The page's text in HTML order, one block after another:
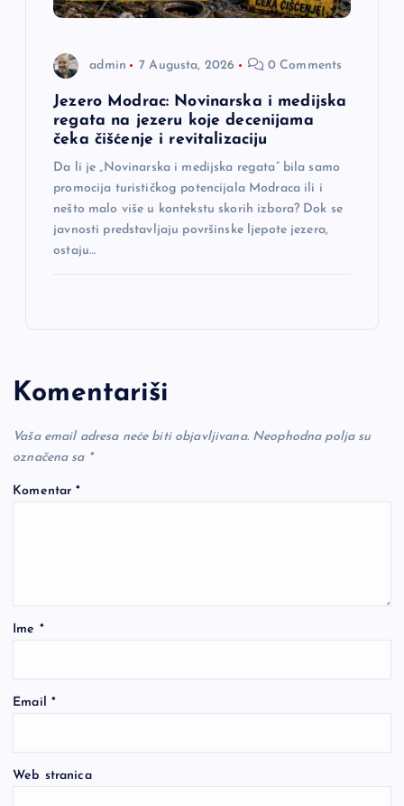
admin 7 Augusta, 2026 0 Comments
Jezero Modrac: Novinarska i medijska
regata na jezeru koje decenijama
čeka čišćenje i revitalizaciju
Da li je „Novinarska i medijska regata“ bila samo
promocija turističkog potencijala Modraca ili i
nešto malo više u kontekstu skorih izbora? Dok se
javnosti predstavljaju površinske ljepote jezera,
ostaju…
Komentariši
Vaša email adresa neće biti objavljivana. Neophodna polja su
označena sa *
Komentar*
Ime *
Email *
Web stranica